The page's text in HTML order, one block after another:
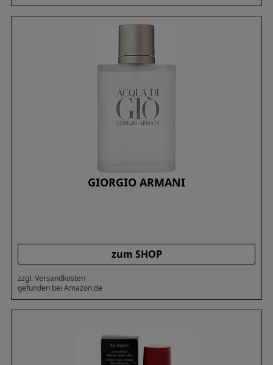
GIORGIO ARMANI
zum SHOP
zzgl. Versandkosten
gefunden bei Amazon.de